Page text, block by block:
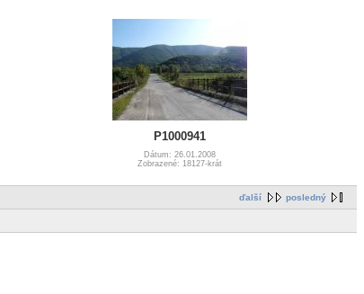
P1000941
Dátum: 26.01.2008
Zobrazené: 18127-krát
ďalší posledný